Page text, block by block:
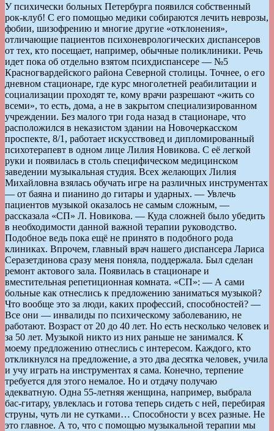
У психически больных Петербурга появился собственный
рок-клуб! С его помощью медики собираются лечить неврозы,
фобии, шизофрению и многие другие «отклонения»,
отличающие пациентов психоневрологических диспансеров
от тех, кто посещает, например, обычные поликлиники. Речь
идет пока об отдельно взятом психдиспансере — №5
Красногвардейского района Северной столицы. Точнее, о его
дневном стационаре, где курс многолетней реабилитации и
социализации проходят те, кому врачи разрешают «жить со
всеми», то есть, дома, а не в закрытом специализированном
учреждении. Без малого три года назад в стационаре, что
расположился в неказистом здании на Новочеркасском
проспекте, 8/1, работает искусствовед и дипломированный
психотерапевт в одном лице Лилия Новикова. С её легкой
руки и появилась в столь специфическом медицинском
заведении музыкальная студия. Всех желающих Лилия
Михайловна взялась обучать игре на различных инструментах
— от баяна и пианино до гитары и ударных. — Увлечь
пациентов музыкой оказалось не самым сложным, —
рассказала «СП» Л. Новикова. — Куда сложней было убедить
в необходимости данной важной терапии руководство.
Подобное ведь пока ещё не принято в подобного рода
клиниках. Впрочем, главный врач нашего диспансера Лариса
Серазетдинова сразу меня поняла, поддержала. Был сделан
ремонт актового зала. Появилась в стационаре и
вместительная репетиционная комната. «СП»: — А сами
больные как отнеслись к предложению заниматься музыкой?
Что вообще это за люди, каких профессий, способностей? —
Все они — инвалиды по психическому заболеванию, не
работают. Возраст от 20 до 40 лет. Но есть несколько человек и
за 50 лет. Музыкой никто из них раньше не занимался. К
моему предложению отнеслись с интересом. Каждого, кто
откликнулся на предложение, а это два десятка человек, учила
и учу играть на инструментах я сама. Конечно, терпение
требуется для этого немалое. Но и отдачу получаю
адекватную. Одна 55-летняя женщина, например, выбрала
бас-гитару, увлеклась и готова теперь сидеть с ней, перебирая
струны, чуть ли не сутками… Способности у всех разные. Не
это главное. А то, что с помощью музыкальной терапии мы